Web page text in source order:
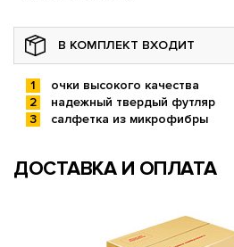
В КОМПЛЕКТ ВХОДИТ
очки высокого качества
надежный твердый футляр
салфетка из микрофибры
ДОСТАВКА И ОПЛАТА